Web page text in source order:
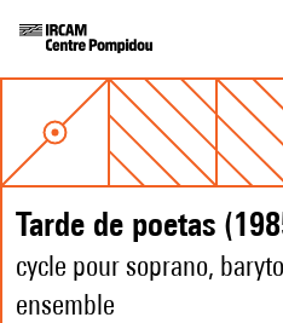
Tarde de poetas
cycle pour soprano,
ensemble